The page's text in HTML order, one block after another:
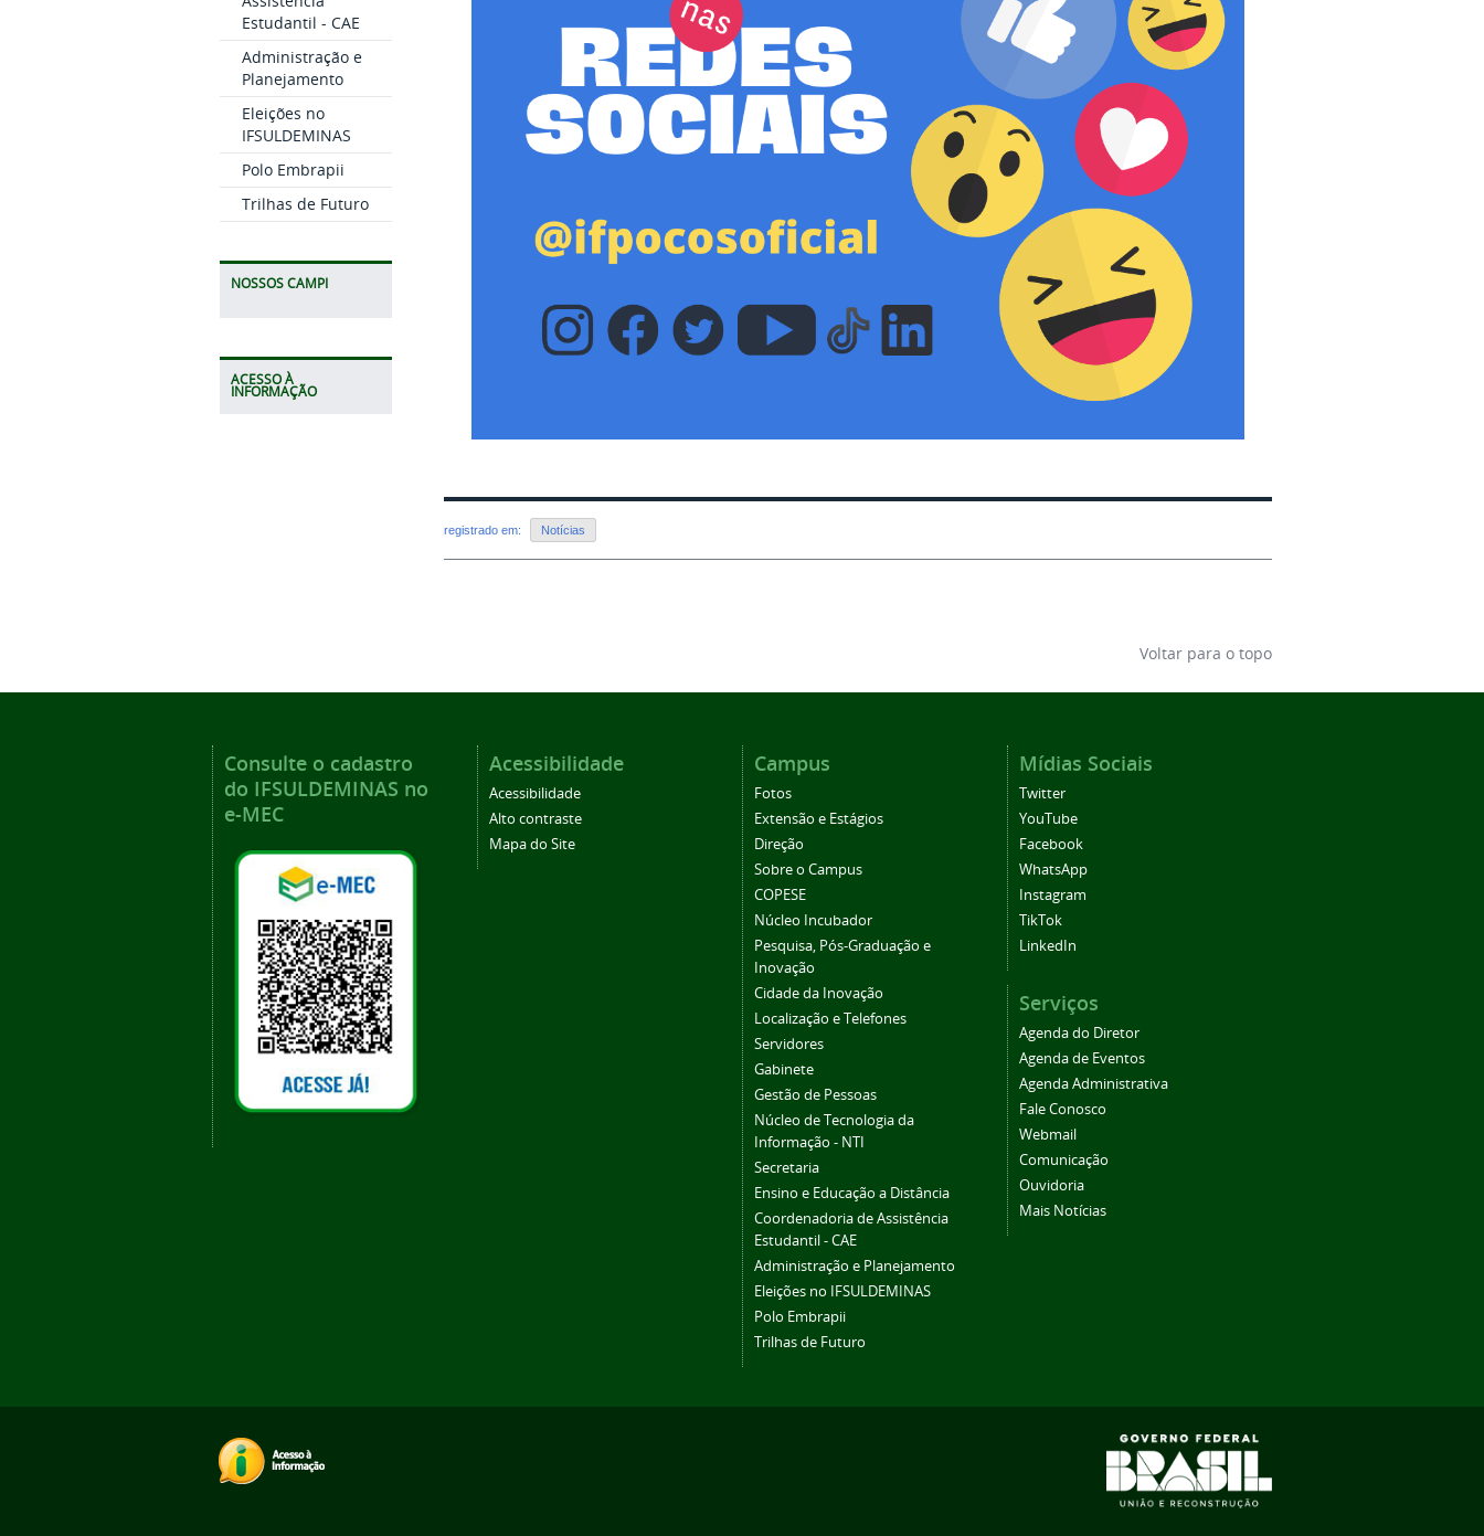
Estudantil - CAE
Administração e
Planejamento
Eleições no
IFSULDEMINAS
Polo Embrapii
Trilhas de Futuro
NOSSOS CAMPI
ACESSO À
INFORMAÇÃO
registrado em: Notícias
Voltar para o topo
Consulte o cadastro
do IFSULDEMINAS no
e-MEC
Acessibilidade
Acessibilidade
Alto contraste
Mapa do Site
Campus
Fotos
Extensão e Estágios
Direção
Sobre o Campus
COPESE
Núcleo Incubador
Pesquisa, Pós-Graduação e
Inovação
Cidade da Inovação
Localização e Telefones
Servidores
Gabinete
Gestão de Pessoas
Núcleo de Tecnologia da
Informação - NTI
Secretaria
Ensino e Educação a Distância
Coordenadoria de Assistência
Estudantil - CAE
Administração e Planejamento
Eleições no IFSULDEMINAS
Polo Embrapii
Trilhas de Futuro
Mídias Sociais
Twitter
YouTube
Facebook
WhatsApp
Instagram
TikTok
LinkedIn
Serviços
Agenda do Diretor
Agenda de Eventos
Agenda Administrativa
Fale Conosco
Webmail
Comunicação
Ouvidoria
Mais Notícias